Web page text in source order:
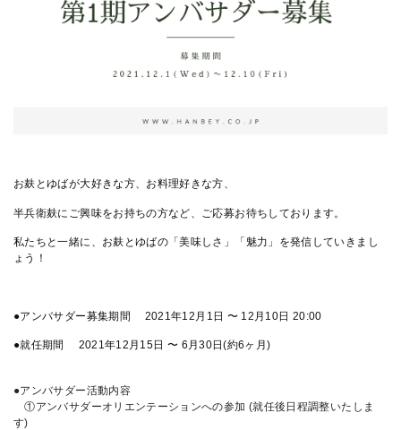
お麸とゆばが大好きな方、お料理好きな方、
半兵衛麸にご興味をお持ちの方など、ご応募お待ちしております。
私たちと一緒に、お麸とゆばの「美味しさ」「魅力」を発信していきまし
ょう！
●アンバサダー募集期間 2021年12月1日 〜 12月10日 20:00
●就任期間 2021年12月15日 〜 6月30日(約6ヶ月)
●アンバサダー活動内容
①アンバサダーオリエンテーションへの参加 (就任後日程調整いたしま
す)